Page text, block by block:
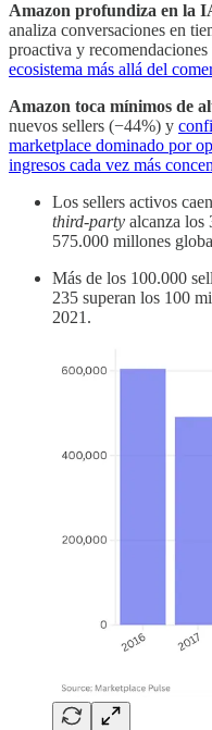
Amazon profundiza en la
analiza conversaciones en
proactiva y recomendaciones
ecosistema más allá del
Amazon toca mínimos de
nuevos sellers (−44%) y
marketplace dominado por
ingresos cada vez más
Los sellers activos
third-party alcanza
575.000 millones
Más de los 100.000
235 superan los 100
2021.